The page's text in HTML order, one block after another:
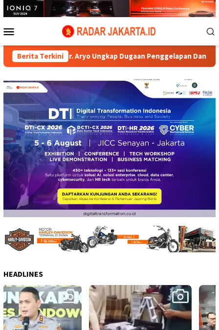
Loncat
ke
Mobile
Berita Terkini
AKBP Dr. Aryo Ungkap Dugaan Penggelapan Dana Nasabah di
HEADLINES